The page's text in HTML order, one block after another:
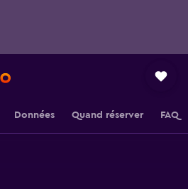
Données Quand réserver FAQ